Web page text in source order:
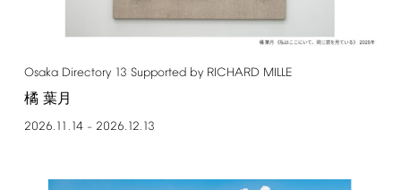
Osaka Directory 13 Supported by RICHARD MILLE
橘 葉月
2026.11.14– 2026.12.13